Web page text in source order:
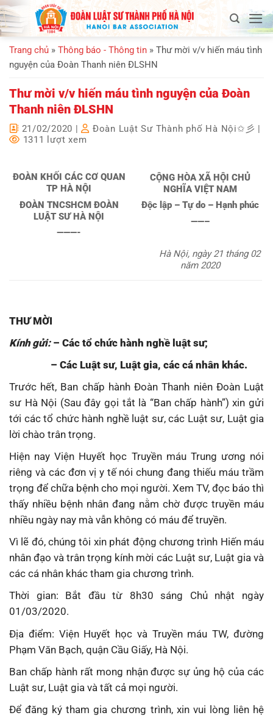
Bỏ
qua
nội
dung
Trang chủ » Thông báo - Thông tin » Thư mời v/v hiến máu tình
nguyện của Đoàn Thanh niên ĐLSHN
Thư mời v/v hiến máu tình nguyện của Đoàn
Thanh niên ĐLSHN
21/02/2020 | Đoàn Luật Sư Thành phố Hà Nội✩彡 |
1311 lượt xem
ĐOÀN KHỐI CÁC CƠ QUAN
TP HÀ NỘI
ĐOÀN TNCSHCM ĐOÀN
LUẬT SƯ HÀ NỘI
———-
CỘNG HÒA XÃ HỘI CHỦ
NGHĨA VIỆT NAM
Độc lập – Tự do – Hạnh phúc
——–
Hà Nội, ngày 21 tháng 02
năm 2020
THƯ MỜI
Kính gửi:– Các tổ chức hành nghề luật sư;
– Các Luật sư, Luật gia, các cá nhân khác.
Trước hết, Ban chấp hành Đoàn Thanh niên Đoàn Luật
sư Hà Nội (Sau đây gọi tắt là “Ban chấp hành”) xin gửi
tới các tổ chức hành nghề luật sư, các Luật sư, Luật gia
lời chào trân trọng.
Hiện nay Viện Huyết học Truyền máu Trung ương nói
riêng và các đơn vị y tế nói chung đang thiếu máu trầm
trọng để chữa bệnh cho mọi người. Xem TV, đọc báo thì
thấy nhiều bệnh nhân đang nằm chờ được truyền máu
nhiều ngày nay mà vẫn không có máu để truyền.
Vì lẽ đó, chúng tôi xin phát động chương trình Hiến máu
nhân đạo và trân trọng kính mời các Luật sư, Luật gia và
các cá nhân khác tham gia chương trình.
Thời gian: Bắt đầu từ 8h30 sáng Chủ nhật ngày
01/03/2020.
Địa điểm: Viện Huyết học và Truyền máu TW, đường
Phạm Văn Bạch, quận Cầu Giấy, Hà Nội.
Ban chấp hành rất mong nhận được sự ủng hộ của các
Luật sư, Luật gia và tất cả mọi người.
Để đăng ký tham gia chương trình, xin vui lòng liên hệ